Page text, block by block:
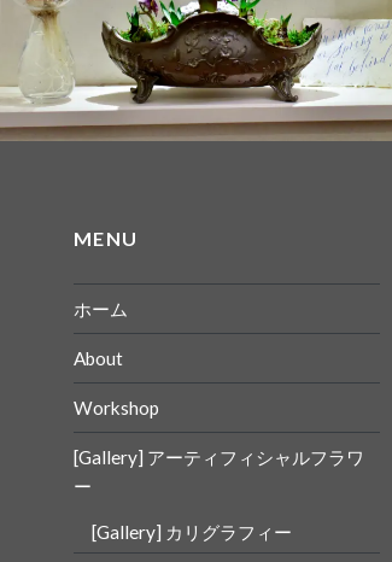
MENU
ホーム
About
Workshop
[Gallery] アーティフィシャルフラワ
ー
[Gallery] カリグラフィー